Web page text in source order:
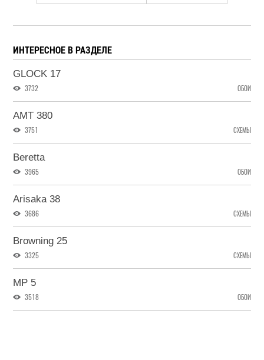
ИНТЕРЕСНОЕ В РАЗДЕЛЕ
GLOCK 17
3732 ОБОИ
AMT 380
3751 СХЕМЫ
Beretta
3965 ОБОИ
Arisaka 38
3686 СХЕМЫ
Browning 25
3325 СХЕМЫ
MP 5
3518 ОБОИ